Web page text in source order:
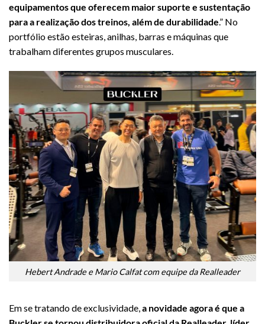
equipamentos que oferecem maior suporte e sustentação
para a realização dos treinos, além de durabilidade.” No
portfólio estão esteiras, anilhas, barras e máquinas que
trabalham diferentes grupos musculares.
Hebert Andrade e Mario Calfat com equipe da Realleader
Em se tratando de exclusividade,a novidade agora é que a